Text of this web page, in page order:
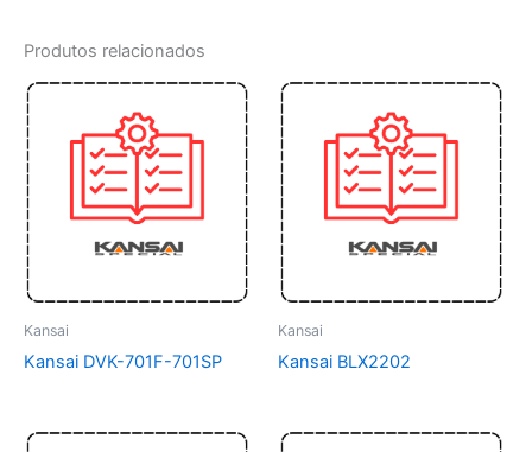
Produtos relacionados
Kansai
Kansai DVK-701F-701SP
Kansai
Kansai BLX2202